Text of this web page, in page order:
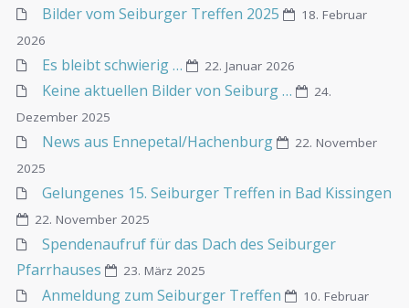
Bilder vom Seiburger Treffen 2025
18. Februar
2026
Es bleibt schwierig … 22. Januar 2026
Keine aktuellen Bilder von Seiburg …
24.
Dezember 2025
News aus Ennepetal/Hachenburg
22. November
2025
Gelungenes 15. Seiburger Treffen in Bad Kissingen
22. November 2025
Spendenaufruf für das Dach des Seiburger
Pfarrhauses
23. März 2025
Anmeldung zum Seiburger Treffen
10. Februar